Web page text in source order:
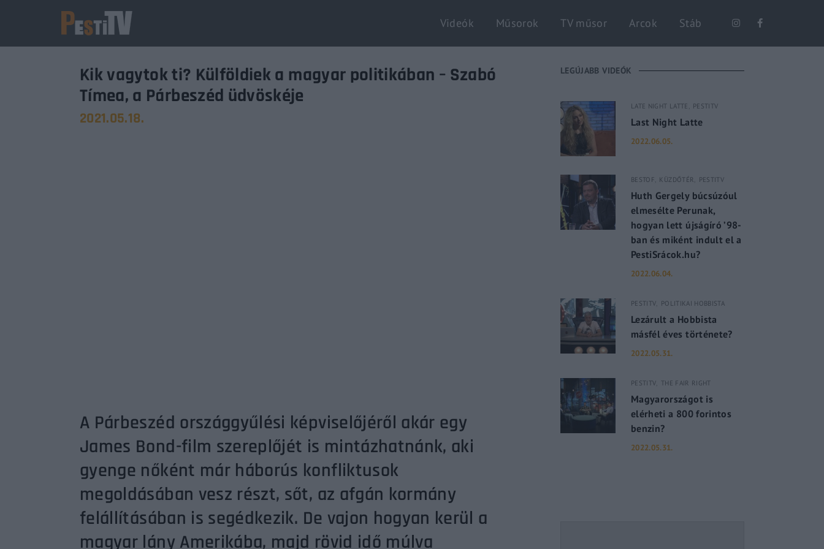
Videók Műsorok TV műsor Arcok Stáb
Kik vagytok ti? Külföldiek a magyar politikában – Szabó
Tímea, a Párbeszéd üdvöskéje
2021.05.18.
A Párbeszéd országgyűlési képviselőjéről akár egy
James Bond-film szereplőjét is mintázhatnánk, aki
gyenge nőként már háborús konfliktusok
megoldásában vesz részt, sőt, az afgán kormány
felállításában is segédkezik. De vajon hogyan kerül a
magyar lány Amerikába, majd rövid idő múlva
LEGÚJABB VIDEÓK
LATE NIGHT LATTE PESTITV
Last Night Latte
2022.06.05.
BESTOF KÜZDŐTÉR PESTITV
Huth Gergely búcsúzóul
elmesélte Perunak,
hogyan lett újságíró ’98-
ban és miként indult el a
PestiSrácok.hu?
2022.06.04.
PESTITV POLITIKAI HOBBISTA
Lezárult a Hobbista
másfél éves története?
2022.05.31.
PESTITV THE FAIR RIGHT
Magyarországot is
elérheti a 800 forintos
benzin?
2022.05.31.
Login Register
Lost Your Password?